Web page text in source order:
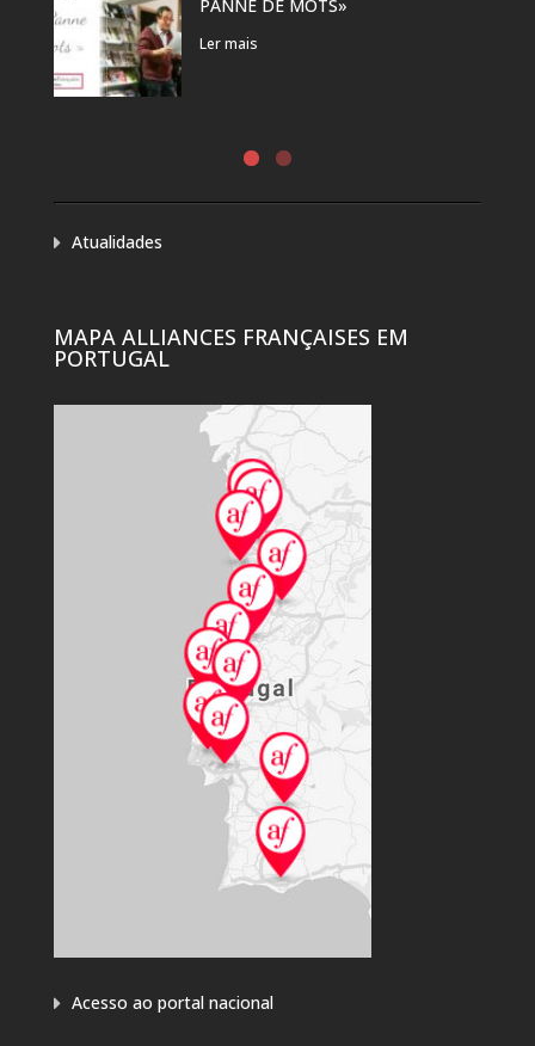
PANNE DE MOTS»
Ler mais
Atualidades
MAPA ALLIANCES FRANÇAISES EM
PORTUGAL
Acesso ao portal nacional